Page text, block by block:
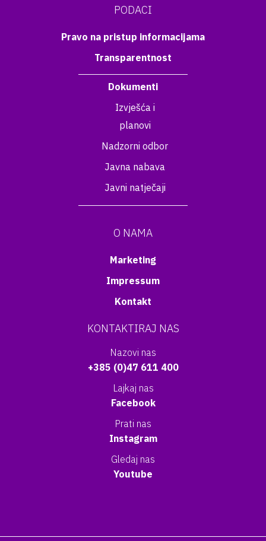
PODACI
Pravo na pristup informacijama
Transparentnost
Dokumenti
Izvješća i
planovi
Nadzorni odbor
Javna nabava
Javni natječaji
O NAMA
Marketing
Impressum
Kontakt
KONTAKTIRAJ NAS
Nazovi nas
+385 (0)47 611 400
Lajkaj nas
Facebook
Prati nas
Instagram
Gledaj nas
Youtube